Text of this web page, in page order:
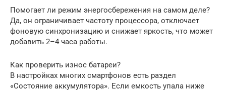
Помогает ли режим энергосбережения на самом деле?
Да, он ограничивает частоту процессора, отключает
фоновую синхронизацию и снижает яркость, что может
добавить 2–4 часа работы.
Как проверить износ батареи?
В настройках многих смартфонов есть раздел
«Состояние аккумулятора». Если емкость упала ниже